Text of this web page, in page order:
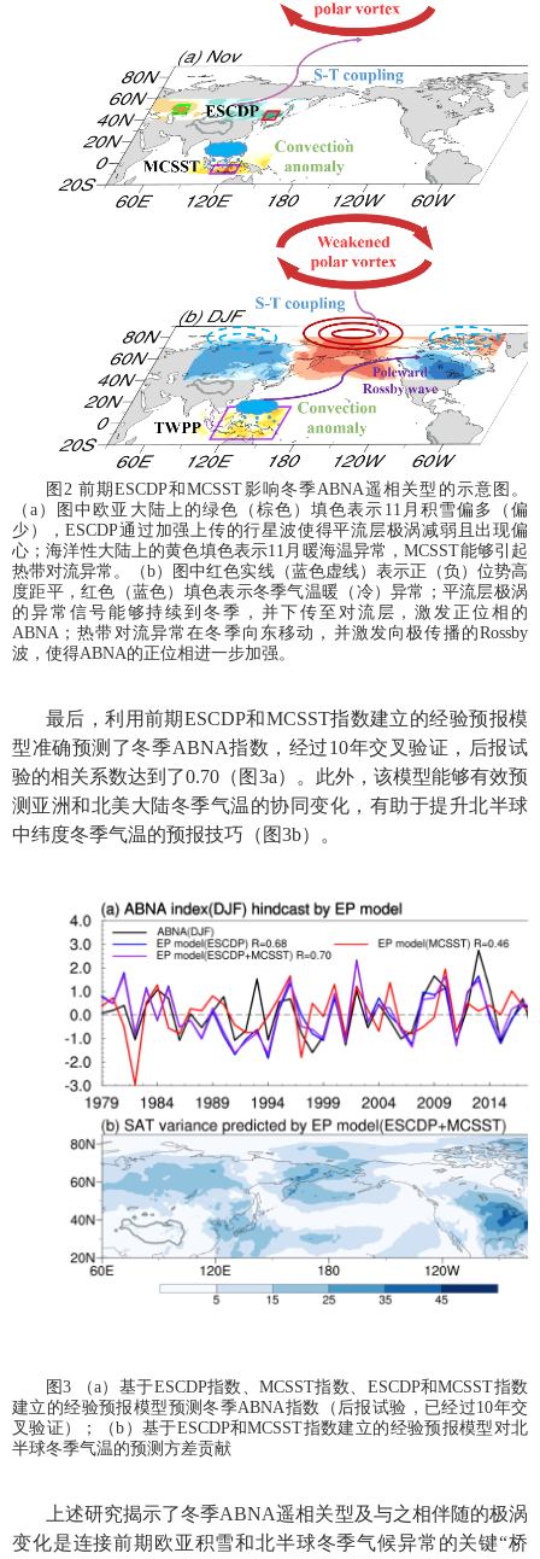
图 2前期ESCDP和MCSST影响冬季ABNA遥相关型的示意图。
（a ）图中欧亚大陆上的绿色（棕色）填色表示 11 月积雪偏多（偏
少），ESCDP通过加强上传的行星波使得平流层极涡减弱且出现偏
心；海洋性大陆上的黄色填色表示11 月暖海温异常，MCSST能够引起
热带对流异常。（b）图中红色实线（蓝色虚线）表示正（负）位势高
度距平，红色（蓝色）填色表示冬季气温暖（冷）异常；平流层极涡
的异常信号能够持续到冬季，并下传至对流层，激发正位相的
ABNA ；热带对流异常在冬季向东移动，并激发向极传播的Rossby
波，使得ABNA的正位相进一步加强。
最后，利用前期ESCDP和MCSST指数建立的经验预报模
型准确预测了冬季ABNA指数，经过10年交叉验证，后报试
验的相关系数达到了0.70 （图 3a）。此外，该模型能够有效预
测亚洲和北美大陆冬季气温的协同变化，有助于提升北半球
中纬度冬季气温的预报技巧（图3b）。
图3 （a）基于ESCDP指数、MCSST指数、 ESCDP和MCSST指数
建立的经验预报模型预测冬季ABNA指数（后报试验，已经过10年交
叉验证）；（b ）基于ESCDP和MCSST指数建立的经验预报模型对北
半球冬季气温的预测方差贡献
上述研究揭示了冬季ABNA遥相关型及与之相伴随的极涡
变化是连接前期欧亚积雪和北半球冬季气候异常的关键“桥